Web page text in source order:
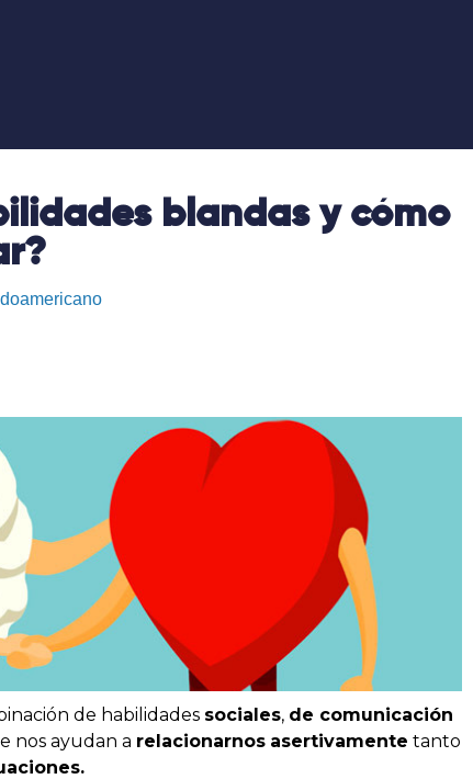
blandas y cómo
de habilidades sociales, de comunicación
nos ayudan a relacionarnos asertivamente tanto